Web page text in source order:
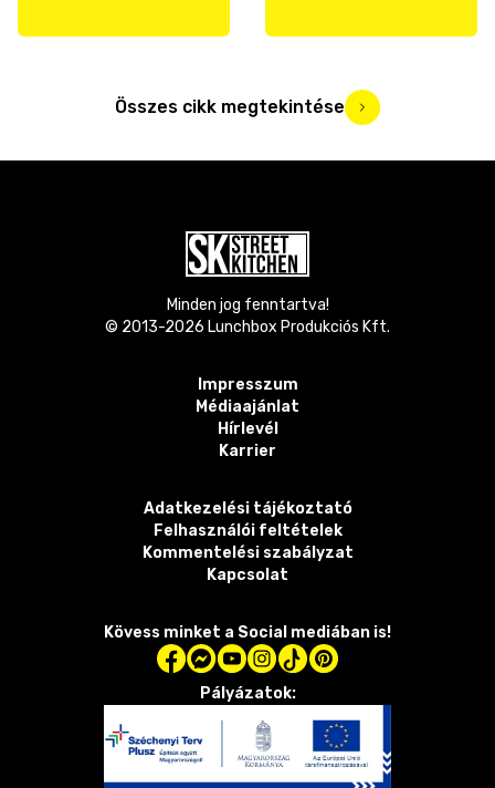
Összes cikk megtekintése
Minden jog fenntartva!
© 2013-2026 Lunchbox Produkciós Kft.
Impresszum
Médiaajánlat
Hírlevél
Karrier
Adatkezelési tájékoztató
Felhasználói feltételek
Kommentelési szabályzat
Kapcsolat
Kövess minket a Social mediában is!
Pályázatok: